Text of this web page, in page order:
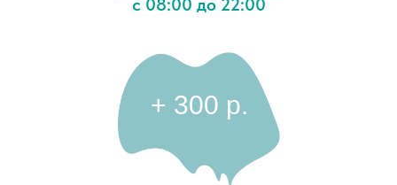
с 08:00 до 22:00
+ 300 p.